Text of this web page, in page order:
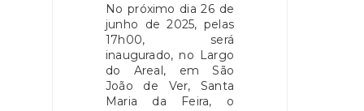
No próximo dia 26 de
junho de 2025, pelas
17h00, será
inaugurado, no Largo
do Areal, em São
João de Ver, Santa
Maria da Feira, o